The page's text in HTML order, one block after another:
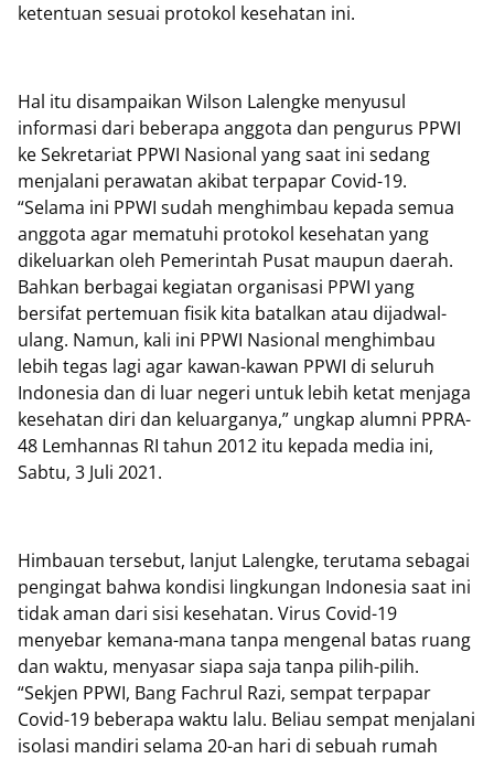
ketentuan sesuai protokol kesehatan ini.
Hal itu disampaikan Wilson Lalengke menyusul
informasi dari beberapa anggota dan pengurus PPWI
ke Sekretariat PPWI Nasional yang saat ini sedang
menjalani perawatan akibat terpapar Covid-19.
“Selama ini PPWI sudah menghimbau kepada semua
anggota agar mematuhi protokol kesehatan yang
dikeluarkan oleh Pemerintah Pusat maupun daerah.
Bahkan berbagai kegiatan organisasi PPWI yang
bersifat pertemuan fisik kita batalkan atau dijadwal-
ulang. Namun, kali ini PPWI Nasional menghimbau
lebih tegas lagi agar kawan-kawan PPWI di seluruh
Indonesia dan di luar negeri untuk lebih ketat menjaga
kesehatan diri dan keluarganya,” ungkap alumni PPRA-
48 Lemhannas RI tahun 2012 itu kepada media ini,
Sabtu, 3 Juli 2021.
Himbauan tersebut, lanjut Lalengke, terutama sebagai
pengingat bahwa kondisi lingkungan Indonesia saat ini
tidak aman dari sisi kesehatan. Virus Covid-19
menyebar kemana-mana tanpa mengenal batas ruang
dan waktu, menyasar siapa saja tanpa pilih-pilih.
“Sekjen PPWI, Bang Fachrul Razi, sempat terpapar
Covid-19 beberapa waktu lalu. Beliau sempat menjalani
isolasi mandiri selama 20-an hari di sebuah rumah